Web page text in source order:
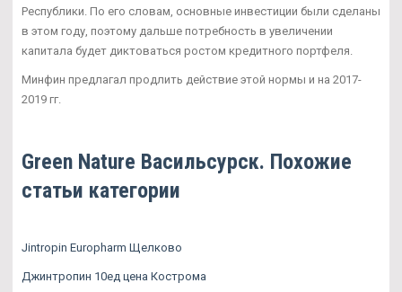
Республики. По его словам, основные инвестиции были сделаны
в этом году, поэтому дальше потребность в увеличении
капитала будет диктоваться ростом кредитного портфеля.
Минфин предлагал продлить действие этой нормы и на 2017-
2019 гг.
Green Nature Васильсурск. Похожие
статьи категории
Jintropin Europharm Щелково
Джинтропин 10ед цена Кострома